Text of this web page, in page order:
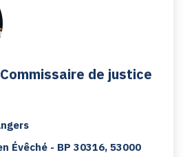
de justice
Évêché - BP 30316, 53000